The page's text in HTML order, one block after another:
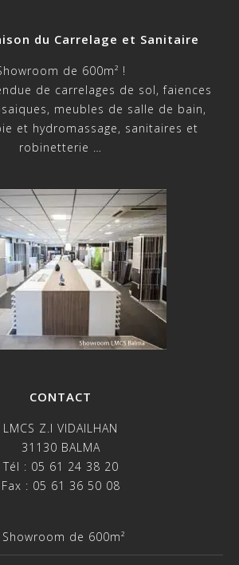
du Carrelage et Sanitaire
de 600m² !
de carrelages de sol, faiences
meubles de salle de bain,
et hydromassage, sanitaires et
robinetterie …
CONTACT
LMCS Z.I VIDAILHAN
31130 BALMA
Tél : 05 61 24 38 20
Fax : 05 61 36 50 08
Showroom de 600m²